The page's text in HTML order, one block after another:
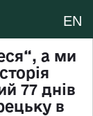
EN
а ми
77 днів
в